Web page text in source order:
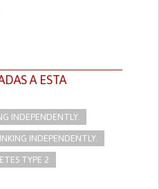
A ESTA
INDEPENDENTLY.
INDEPENDENTLY.
TYPE 2